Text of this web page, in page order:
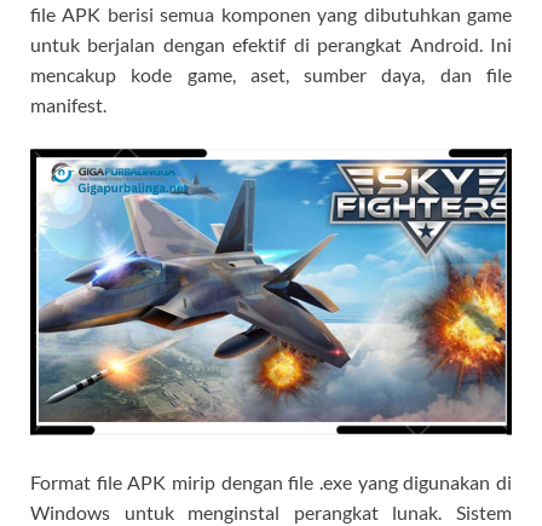
file APK berisi semua komponen yang dibutuhkan game
untuk berjalan dengan efektif di perangkat Android. Ini
mencakup kode game, aset, sumber daya, dan file
manifest.
Format file APK mirip dengan file .exe yang digunakan di
Windows untuk menginstal perangkat lunak. Sistem